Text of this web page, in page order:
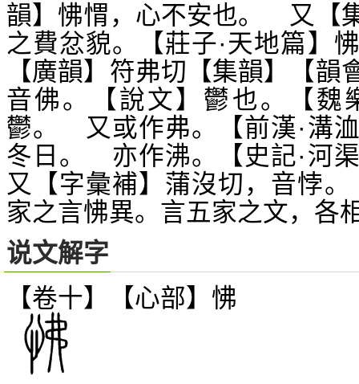
韻】怫㥜 ，心不安也。 又【
之費忿貌。【莊子·天地篇
【廣韻】符弗切【集韻】【韻
音佛。【說文】鬱也。【魏
鬱。 又或作弗。【前漢·溝
冬日。 亦作沸。【史記·河
又【字彙補】蒲沒切，音悖
家之言怫異。言五家之文，各
说文解字
【卷十】【心部】 怫